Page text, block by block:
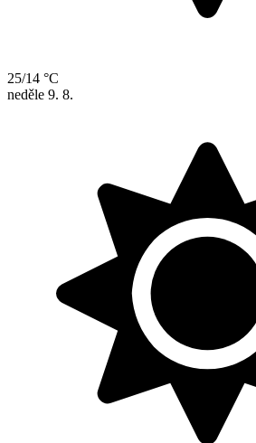
25/14 °C
neděle 9. 8.